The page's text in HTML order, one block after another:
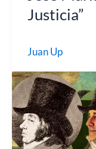
Luis
Justicia”
Juan Up